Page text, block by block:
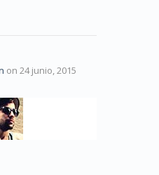
on 24 junio, 2015